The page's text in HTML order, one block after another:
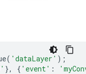
( 'dataLayer' );
}, { 'event' :